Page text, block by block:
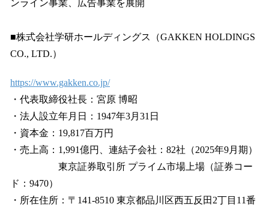
ンライン事業、広告事業を展開
■株式会社学研ホールディングス（GAKKEN HOLDINGS
CO., LTD.）
https://www.gakken.co.jp/
・代表取締役社長：宮原 博昭
・法人設立年月日：1947年3月31日
・資本金：19,817百万円
・売上高：1,991億円、連結子会社：82社（2025年9月期）
東京証券取引所 プライム市場上場（証券コー
ド：9470）
・所在住所：〒141-8510 東京都品川区西五反田2丁目11番